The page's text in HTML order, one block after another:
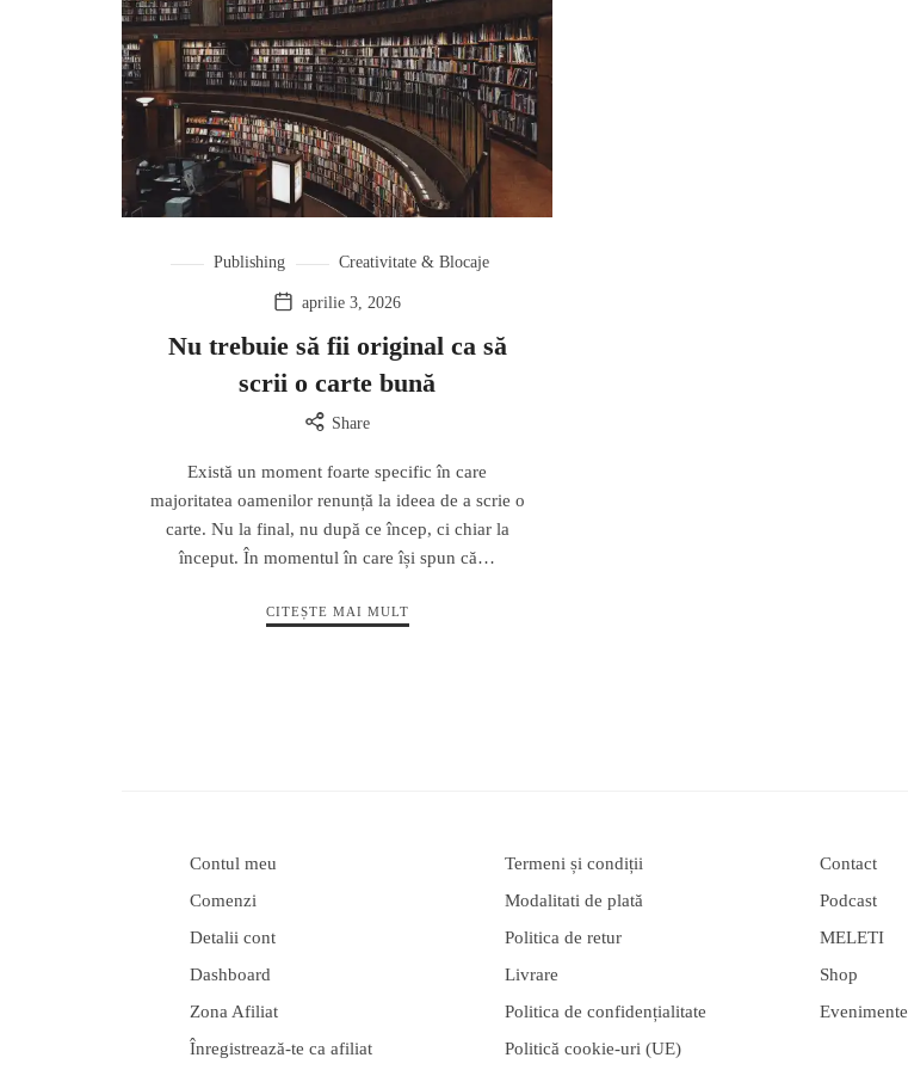
Publishing Creativitate & Blocaje
aprilie 3, 2026
Nu trebuie să fii original ca să
scrii o carte bună
Share
Există un moment foarte specific în care
majoritatea oamenilor renunță la ideea de a scrie o
carte. Nu la final, nu după ce încep, ci chiar la
început. În momentul în care își spun că…
CITEȘTE MAI MULT
Contul meu
Comenzi
Detalii cont
Dashboard
Zona Afiliat
Înregistrează-te ca afiliat
Termeni și condiții
Modalitati de plată
Politica de retur
Livrare
Politica de confidențialitate
Politică cookie-uri (UE)
Contact
Podcast
MELETI
Shop
Evenimente